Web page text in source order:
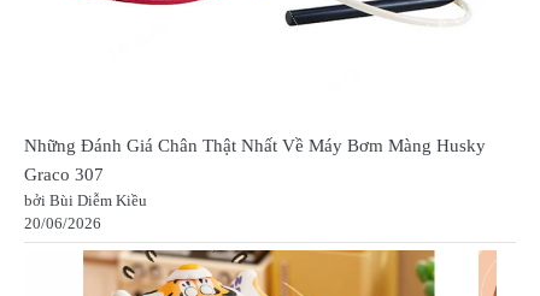
Những Đánh Giá Chân Thật Nhất Về Máy Bơm Màng Husky
Graco 307
bởi Bùi Diễm Kiều
20/06/2026